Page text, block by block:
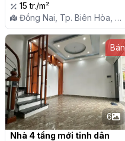
15 tr./m²
Đồng Nai, Tp. Biên Hòa, P.
Long Bình
Bán
6
Nhà 4 tầng mới tinh dân